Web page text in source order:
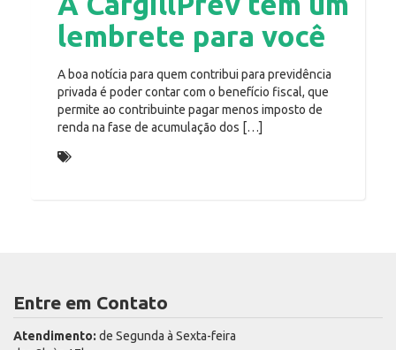
lembrete para você
A boa notícia para quem contribui para previdência
privada é poder contar com o benefício fiscal, que
permite ao contribuinte pagar menos imposto de
renda na fase de acumulação dos […]
Entre em Contato
Atendimento: de Segunda à Sexta-feira